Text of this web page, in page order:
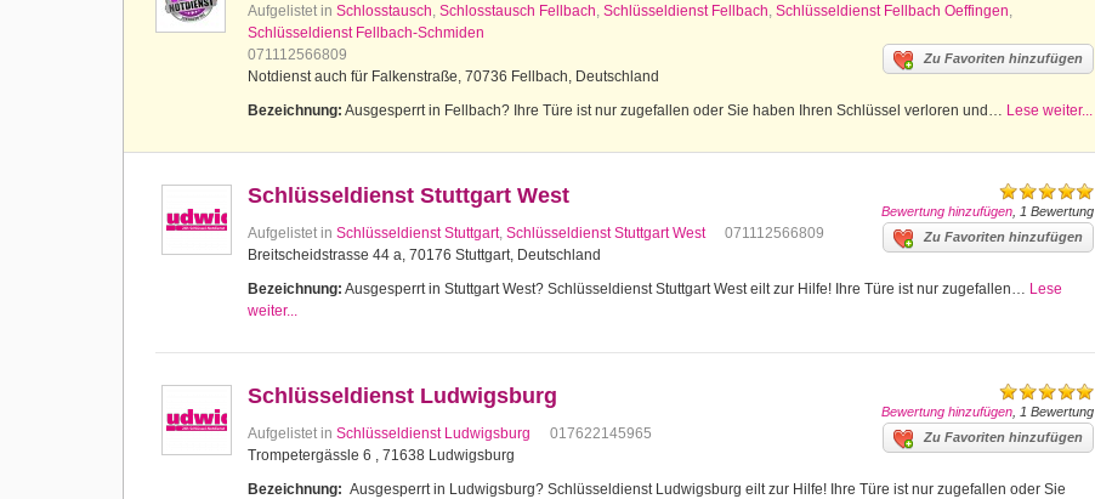
Aufgelistet in Schlosstausch, Schlosstausch Fellbach, Schlüsseldienst Fellbach, Schlüsseldienst Fellbach Oeffingen,
Schlüsseldienst Fellbach-Schmiden
Zu Favoriten hinzufügen
071112566809
Notdienst auch für Falkenstraße, 70736 Fellbach, Deutschland
Bezeichnung: Ausgesperrt in Fellbach? Ihre Türe ist nur zugefallen oder Sie haben Ihren Schlüssel verloren und… Lese weiter...
Bewertung hinzufügen , 1 Bewertung
Schlüsseldienst Stuttgart West
Aufgelistet in Schlüsseldienst Stuttgart, Schlüsseldienst Stuttgart West Zu Favoriten hinzufügen
071112566809
Breitscheidstrasse 44 a, 70176 Stuttgart, Deutschland
Bezeichnung: Ausgesperrt in Stuttgart West? Schlüsseldienst Stuttgart West eilt zur Hilfe! Ihre Türe ist nur zugefallen… Lese
weiter...
Bewertung hinzufügen , 1 Bewertung
Schlüsseldienst Ludwigsburg
Aufgelistet in Schlüsseldienst Ludwigsburg Zu Favoriten hinzufügen
017622145965
Trompetergässle 6 , 71638 Ludwigsburg
Bezeichnung: Ausgesperrt in Ludwigsburg? Schlüsseldienst Ludwigsburg eilt zur Hilfe! Ihre Türe ist nur zugefallen oder Sie